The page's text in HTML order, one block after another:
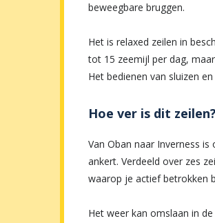
beweegbare bruggen.
Het is relaxed zeilen in
tot 15 zeemijl per dag,
Het bedienen van sluizen
Hoe ver is dit zeilen?
Van Oban naar Inverness
ankert. Verdeeld over zes
waarop je actief betrokken
Het weer kan omslaan in